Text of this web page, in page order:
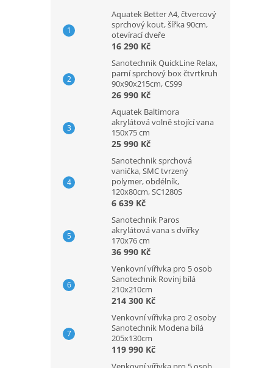
Aquatek Better A4, čtvercový
sprchový kout, šířka 90cm,
otevírací dveře
16 290 Kč
Sanotechnik QuickLine Relax,
parní sprchový box čtvrtkruh
90x90x215cm, CS99
26 990 Kč
Aquatek Baltimora
akrylátová volně stojící vana
150x75 cm
25 990 Kč
Sanotechnik sprchová
vanička, SMC tvrzený
polymer, obdélník,
120x80cm, SC1280S
6 639 Kč
Sanotechnik Paros
akrylátová vana s dvířky
170x76 cm
36 990 Kč
Venkovní vířivka pro 5 osob
Sanotechnik Rovinj bílá
210x210cm
214 300 Kč
Venkovní vířivka pro 2 osoby
Sanotechnik Modena bílá
205x130cm
119 990 Kč